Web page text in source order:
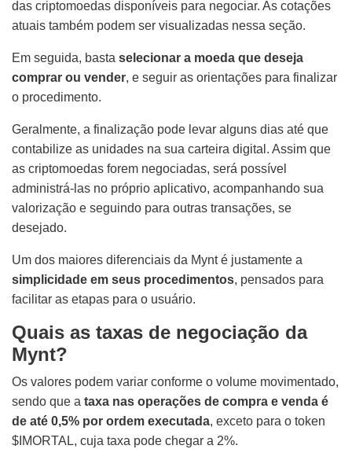
das criptomoedas disponíveis para negociar. As cotações
atuais também podem ser visualizadas nessa seção.
Em seguida, basta selecionar a moeda que deseja
comprar ou vender, e seguir as orientações para finalizar
o procedimento.
Geralmente, a finalização pode levar alguns dias até que
contabilize as unidades na sua carteira digital. Assim que
as criptomoedas forem negociadas, será possível
administrá-las no próprio aplicativo, acompanhando sua
valorização e seguindo para outras transações, se
desejado.
Um dos maiores diferenciais da Mynt é justamente a
simplicidade em seus procedimentos, pensados para
facilitar as etapas para o usuário.
Quais as taxas de negociação da
Mynt?
Os valores podem variar conforme o volume movimentado,
sendo que a taxa nas operações de compra e venda é
de até 0,5% por ordem executada, exceto para o token
$IMORTAL, cuja taxa pode chegar a 2%.